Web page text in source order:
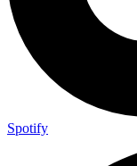
Spotify